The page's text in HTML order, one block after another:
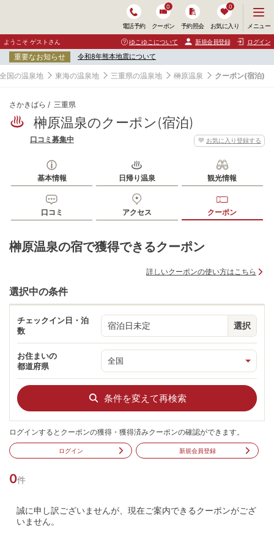
電話予約 クーポン
0
予約照会 お気に入り
0
ニ
ュ
ー
開
く
メニュー
ようこそ ゲストさん ゆこゆこについて 新規会員登録 ログイン
重要なお知らせ 令和8年熊本地震について
全国の温泉地 東海の温泉地 三重県の温泉地 榊原温泉 クーポン(宿泊)
さかきばら 三重県
榊原温泉のクーポン(宿泊)
お気に入り登録する
口コミ募集中
基本情報 日帰り温泉 観光情報
口コミ アクセス クーポン
榊原温泉の宿で獲得できるクーポン
詳しいクーポンの使い方はこちら
選択中の条件
チェックイン日・泊
数
宿泊日未定 選択
お住まいの
都道府県
条件を変えて再検索
ログインするとクーポンの獲得・獲得済みクーポンの確認ができます。
ログイン 新規会員登録
0件
誠に申し訳ございませんが、現在ご案内できるクーポンがござ
いません。